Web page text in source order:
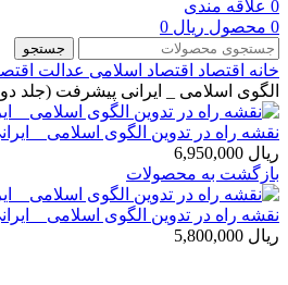
0 علاقه مندی
0 محصول ریال
جستجو
خانه اقتصاد اقتصاد اسلامی عدالت
الگوی اسلامی _ ایرانی پیشرفت (جلد
نقشه راه در تدوین الگوی اسلامی _
ریال
بازگشت به محصولات
نقشه راه در تدوین الگوی اسلامی _
ریال